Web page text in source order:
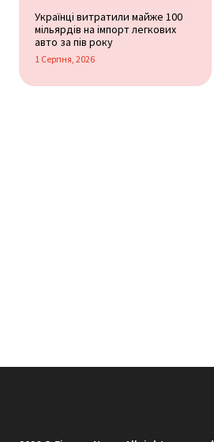
Українці витратили майже 100
мільярдів на імпорт легкових
авто за пів року
1 Серпня, 2026